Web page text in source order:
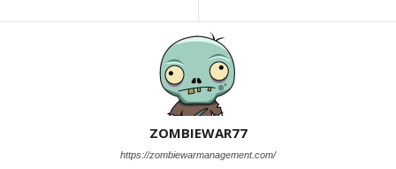
ZOMBIEWAR77
https://zombiewarmanagement.com/